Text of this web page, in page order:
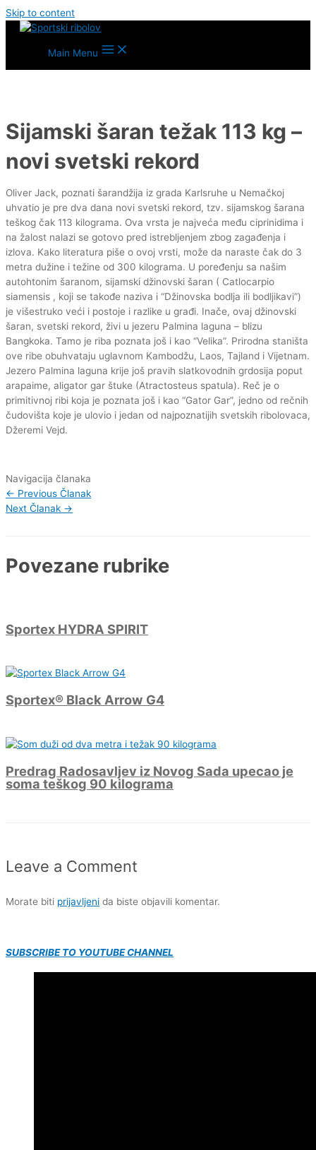
Skip to content
Main Menu
Sijamski šaran težak 113 kg –
novi svetski rekord
Oliver Jack, poznati šarandžija iz grada Karlsruhe u Nemačkoj
uhvatio je pre dva dana novi svetski rekord, tzv. sijamskog šarana
teškog čak 113 kilograma. Ova vrsta je najveća među ciprinidima i
na žalost nalazi se gotovo pred istrebljenjem zbog zagađenja i
izlova. Kako literatura piše o ovoj vrsti, može da naraste čak do 3
metra dužine i težine od 300 kilograma. U poređenju sa našim
autohtonim šaranom, sijamski džinovski šaran ( Catlocarpio
siamensis , koji se takođe naziva i “Džinovska bodlja ili bodljikavi”)
je višestruko veći i postoje i razlike u građi. Inače, ovaj džinovski
šaran, svetski rekord, živi u jezeru Palmina laguna – blizu
Bangkoka. Tamo je riba poznata još i kao “Velika”. Prirodna staništa
ove ribe obuhvataju uglavnom Kambodžu, Laos, Tajland i Vijetnam.
Jezero Palmina laguna krije još pravih slatkovodnih grdosija poput
arapaime, aligator gar štuke (Atractosteus spatula). Reč je o
primitivnoj ribi koja je poznata još i kao “Gator Gar”, jedno od rečnih
čudovišta koje je ulovio i jedan od najpoznatijih svetskih ribolovaca,
Džeremi Vejd.
Navigacija članaka
← Previous Članak
Next Članak →
Povezane rubrike
Sportex HYDRA SPIRIT
Sportex® Black Arrow G4
Predrag Radosavljev iz Novog Sada upecao je
soma teškog 90 kilograma
Leave a Comment
Morate biti prijavljeni da biste objavili komentar.
SUBSCRIBE TO YOUTUBE CHANNEL